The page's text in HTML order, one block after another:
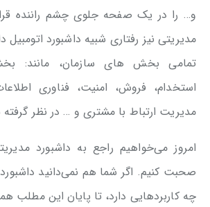
و… را در یک صفحه جلوی چشم راننده
مدیریتی نیز رفتاری شبیه داشبورد اتومبیل
تمامی بخش های سازمان، مانند:
استخدام، فروش، امنیت، فناوری
مدیریت ارتباط با مشتری و … در نظر
امروز می‌خواهیم راجع به داشبورد
صحبت کنیم. اگر شما هم نمی‌دانید
چه کاربردهایی دارد، تا پایان این مطلب